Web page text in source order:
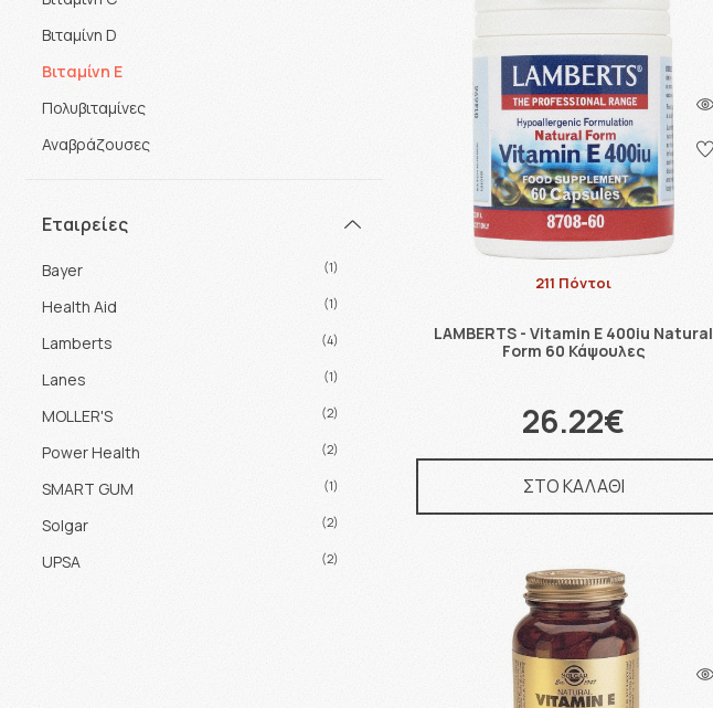
Βιταμίνη D
Βιταμίνη E
Πολυβιταμίνες
Αναβράζουσες
Εταιρείες
Bayer (1)
Health Aid (1)
Lamberts (4)
Lanes (1)
MOLLER'S (2)
Power Health (2)
SMART GUM (1)
Solgar (2)
UPSA (2)
211 Πόντοι
LAMBERTS - Vitamin E 400iu Natural
Form 60 Κάψουλες
26.22€
ΣΤΟ ΚΑΛΑΘΙ